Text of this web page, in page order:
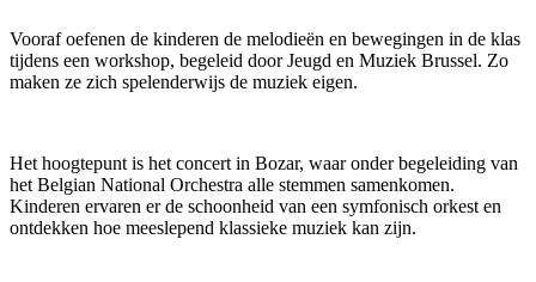
Vooraf oefenen de kinderen de melodieën en bewegingen in de klas
tijdens een workshop, begeleid door Jeugd en Muziek Brussel. Zo
maken ze zich spelenderwijs de muziek eigen.
Het hoogtepunt is het concert in Bozar, waar onder begeleiding van
het Belgian National Orchestra alle stemmen samenkomen.
Kinderen ervaren er de schoonheid van een symfonisch orkest en
ontdekken hoe meeslepend klassieke muziek kan zijn.